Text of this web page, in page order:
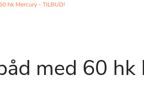
hk Mercury - TILBUD!
med 60 hk